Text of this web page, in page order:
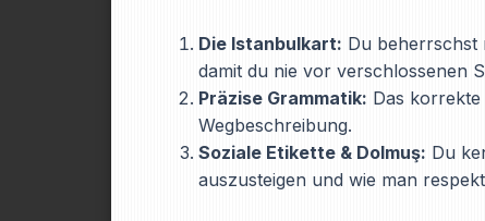
Die Istanbulkart: Du beherrschst
damit du nie vor verschlossenen
Präzise Grammatik: Das korrekte
Wegbeschreibung.
Soziale Etikette & Dolmuş: Du
auszusteigen und wie man